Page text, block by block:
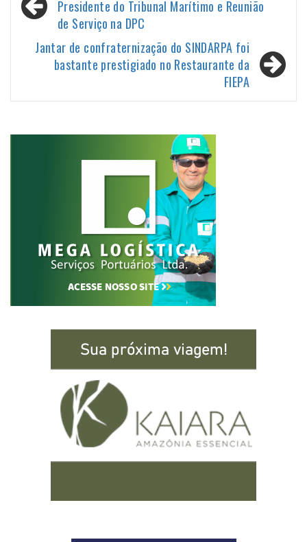
de
Presidente do Tribunal Marítimo e Reunião
de Serviço na DPC
Jantar de confraternização do SINDARPA foi
bastante prestigiado no Restaurante da
FIEPA